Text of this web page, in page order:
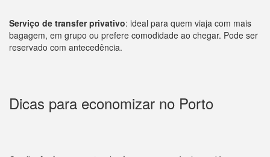
Serviço de transfer privativo: ideal para quem viaja com mais
bagagem, em grupo ou prefere comodidade ao chegar. Pode ser
reservado com antecedência.
Dicas para economizar no Porto